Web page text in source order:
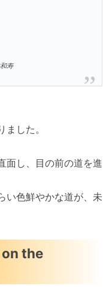
寿
した。
面し、目の前の道を進
い色鮮やかな道が、未
on the